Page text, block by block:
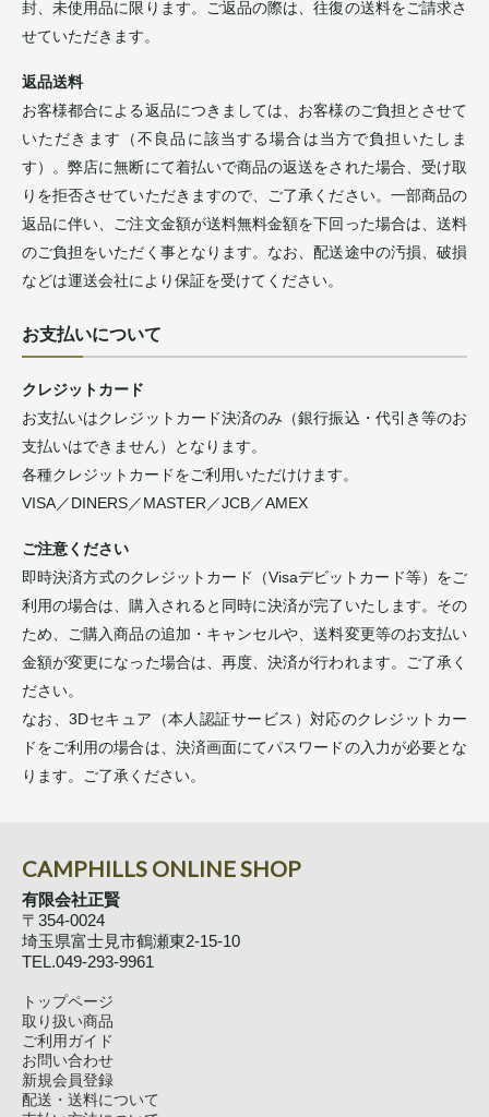
封、未使用品に限ります。ご返品の際は、往復の送料をご請求さ
せていただきます。
返品送料
お客様都合による返品につきましては、お客様のご負担とさせて
いただきます（不良品に該当する場合は当方で負担いたしま
す）。弊店に無断にて着払いで商品の返送をされた場合、受け取
りを拒否させていただきますので、ご了承ください。一部商品の
返品に伴い、ご注文金額が送料無料金額を下回った場合は、送料
のご負担をいただく事となります。なお、配送途中の汚損、破損
などは運送会社により保証を受けてください。
お支払いについて
クレジットカード
お支払いはクレジットカード決済のみ（銀行振込・代引き等のお
支払いはできません）となります。
各種クレジットカードをご利用いただけけます。
VISA／DINERS／MASTER／JCB／AMEX
ご注意ください
即時決済方式のクレジットカード（Visaデビットカード等）をご
利用の場合は、購入されると同時に決済が完了いたします。その
ため、ご購入商品の追加・キャンセルや、送料変更等のお支払い
金額が変更になった場合は、再度、決済が行われます。ご了承く
ださい。
なお、3Dセキュア（本人認証サービス）対応のクレジットカー
ドをご利用の場合は、決済画面にてパスワードの入力が必要とな
ります。ご了承ください。
CAMPHILLS ONLINE SHOP
有限会社正賢
〒354-0024
埼玉県富士見市鶴瀬東2-15-10
TEL.049-293-9961
トップページ
取り扱い商品
ご利用ガイド
お問い合わせ
新規会員登録
配送・送料について